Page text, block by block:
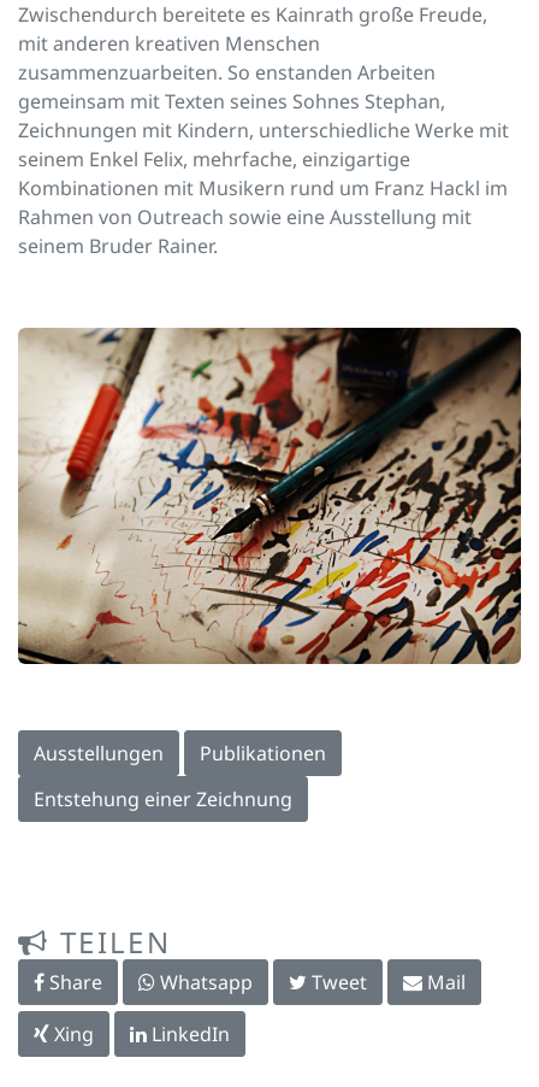
Zwischendurch bereitete es Kainrath große Freude,
mit anderen kreativen Menschen
zusammenzuarbeiten. So enstanden Arbeiten
gemeinsam mit Texten seines Sohnes Stephan,
Zeichnungen mit Kindern, unterschiedliche Werke mit
seinem Enkel Felix, mehrfache, einzigartige
Kombinationen mit Musikern rund um Franz Hackl im
Rahmen von Outreach sowie eine Ausstellung mit
seinem Bruder Rainer.
Ausstellungen
Publikationen
Entstehung einer Zeichnung
TEILEN
Share Whatsapp Tweet
Mail
Xing
LinkedIn